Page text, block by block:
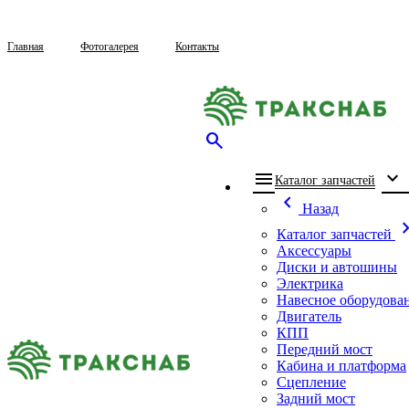
Главная Фотогалерея Контакты
search
menu Каталог запчастей expand_more
chevron_left
Назад
Каталог запчастей
chevron_right
Аксессуары
Диски и автошины
Электрика
Навесное
Двигатель
КПП
Передний мост
Кабина и платформа
Сцепление
Задний мост